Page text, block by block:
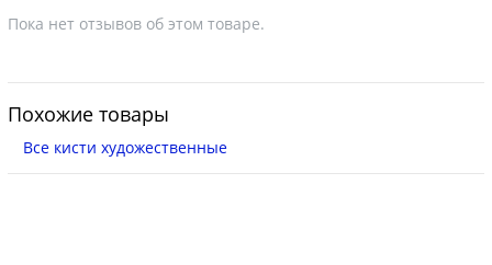
Пока нет отзывов об этом товаре.
Похожие товары
Все кисти художественные